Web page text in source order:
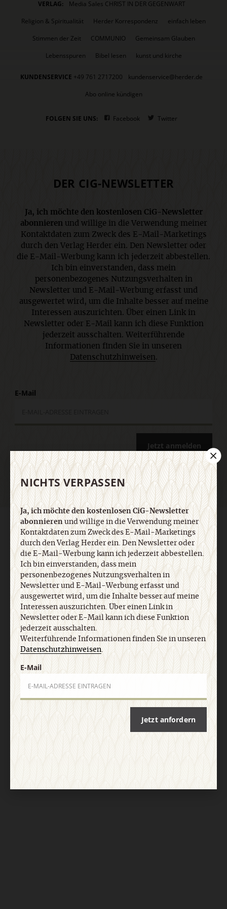
VERLAG:
Media Sales CHRIST IN DER GEGENWART
Religion & Spiritualität
Herder Korrespondenz
einfach leben
Stimmen der Zeit
COMMUNIO
Gemeinsam Glauben
Lebensspuren
Bibel lesen kunst und kirche
KUNDENSERVICE +49 761 2717200
kundenservice@herder.de
Abo online kündigen
FOLGEN SIE UNS: Facebook Twitter
DER CIG-NEWSLETTER
Ja, ich möchte den kostenlosen CiG-Newsletter
abonnieren und willige in die Verwendung meiner
Kontaktdaten zum Zweck des E-Mail-Marketings
durch den Verlag Herder ein. Den Newsletter oder
die E-Mail-Werbung kann ich jederzeit abbestellen.
Ich bin einverstanden, dass mein
personenbezogenes Nutzungsverhalten in
Newsletter und E-Mail-Werbung erfasst und
ausgewertet wird, um die Inhalte besser auf meine
Interessen auszurichten. Über einen Link in
Newsletter oder E-Mail kann ich diese Funktion
jederzeit ausschalten. Weiterführende
Informationen finden Sie in unseren
Datenschutzhinweisen .
E-Mail
Jetzt anmelden
AGB und Widerrufsbelehrung Datenschutz
Barrierefreiheit
Impressum
Vertrag widerrufen Abo online kündigen
Nach oben
NICHTS VERPASSEN
Ja, ich möchte den kostenlosen CiG-Newsletter
abonnierenund willige in die Verwendung meiner
Kontaktdaten zum Zweck des E-Mail-Marketings
durch den Verlag Herder ein. Den Newsletter oder
die E-Mail-Werbung kann ich jederzeit abbestellen.
Ich bin einverstanden, dass mein
personenbezogenes Nutzungsverhalten in
Newsletter und E-Mail-Werbung erfasst und
ausgewertet wird, um die Inhalte besser auf meine
Interessen auszurichten. Über einen Link in
Newsletter oder E-Mail kann ich diese Funktion
jederzeit ausschalten.
Weiterführende Informationen finden Sie in unseren
Datenschutzhinweisen.
E-Mail
Jetzt anfordern